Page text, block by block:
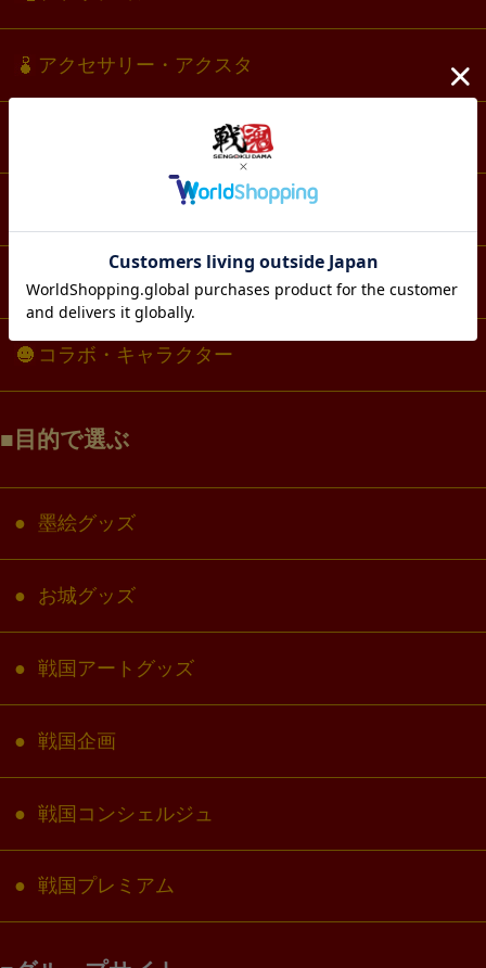
アクセサリー・アクスタ
スマホ・IT・メディア
生活・雑貨
コラボ・キャラクター
目的で選ぶ
墨絵グッズ
お城グッズ
戦国アートグッズ
戦国企画
戦国コンシェルジュ
戦国プレミアム